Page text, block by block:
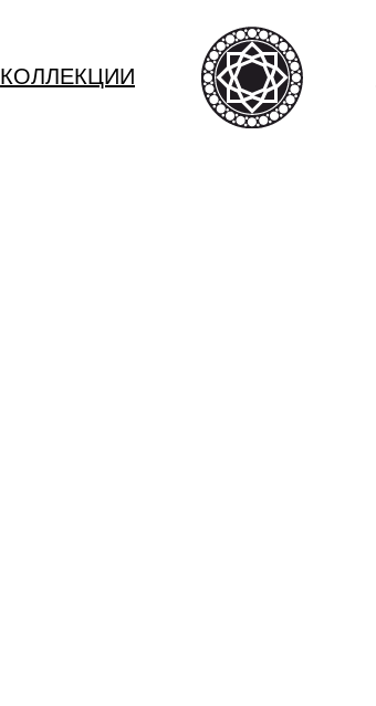
КОЛЛЕКЦИИ